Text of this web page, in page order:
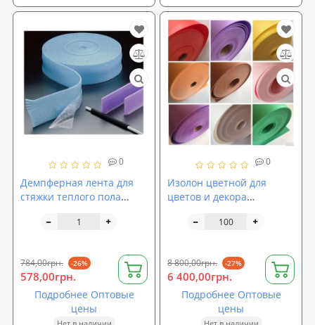
0
Демпферная лента для
стяжки теплого пола
784,00грн. -26%
578,00грн.
Подробнее Оптовые
цены
0
Изолон цветной для
цветов и декора
красный, зеленый,
8 800,00грн. -27%
6 400,00грн.
Подробнее Оптовые
цены